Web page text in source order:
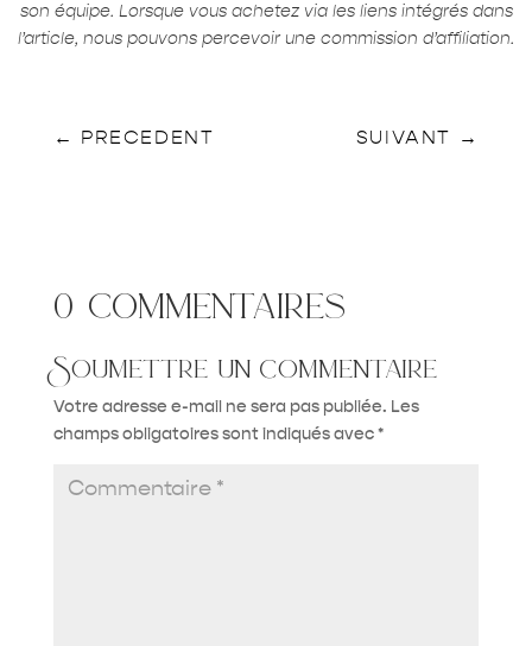
son équipe. Lorsque vous achetez via les liens intégrés dans
l’article, nous pouvons percevoir une commission d’affiliation.
← PRECEDENT SUIVANT →
0 commentaires
Soumettre un commentaire
Votre adresse e-mail ne sera pas publiée. Les
champs obligatoires sont indiqués avec*